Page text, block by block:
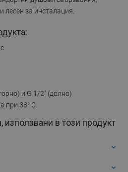
лесен за инсталация.
и G 1/2" (долно)
при 38° C
в този продукт